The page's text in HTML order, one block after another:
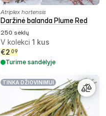
Atriplex hortensis
Daržinė balanda Plume Red
250 sėklų
V kolekci 1 kus
€2 09
Turime sandėlyje
TINKA DŽIOVINIMUI